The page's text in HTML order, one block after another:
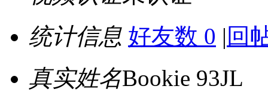
统计信息 好友数 0 | 回
真实姓名Bookie 93JL